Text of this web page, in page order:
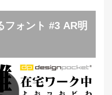
フォント #3 AR明